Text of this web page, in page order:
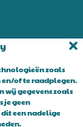
zoals
en/of te raadplegen.
wij gegevens zoals
je geen
een nadelige
dé glasvezel
maakt